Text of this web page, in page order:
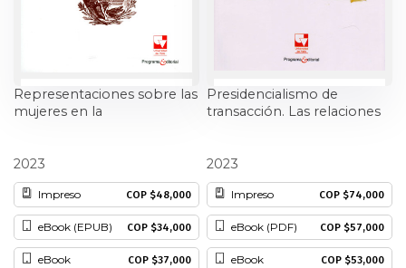
Geografía
Ingeniería
Lenguas
Representaciones sobre las
mujeres en la
2023
Impreso COP $48,000
eBook (EPUB) COP $34,000
eBook COP $37,000
Presidencialismo de
transacción. Las relaciones
1990-2002
2023
Impreso COP $74,000
eBook (PDF) COP $57,000
eBook COP $53,000